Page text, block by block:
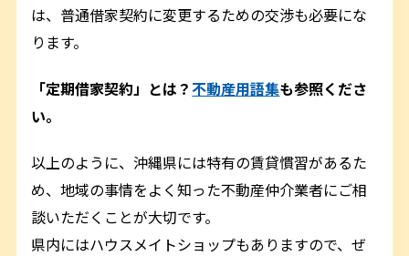
は、普通借家契約に変更するための交渉も必要にな
ります。
「定期借家契約」とは？不動産用語集も参照くださ
い。
以上のように、沖縄県には特有の賃貸慣習があるた
め、地域の事情をよく知った不動産仲介業者にご相
談いただくことが大切です。
県内にはハウスメイトショップもありますので、ぜ